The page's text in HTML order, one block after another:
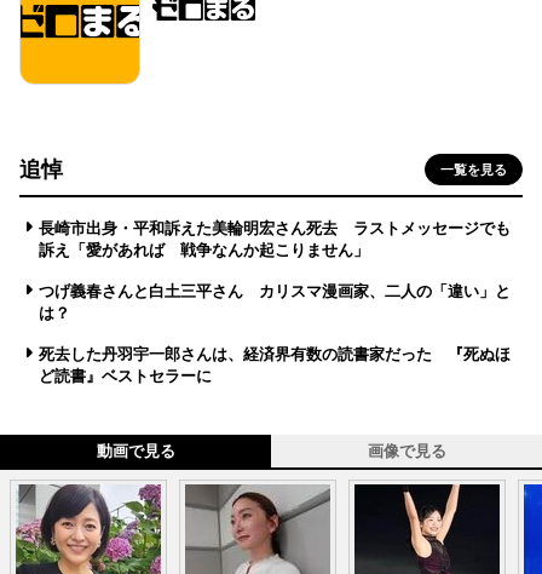
追悼 一覧を見る
長崎市出身・平和訴えた美輪明宏さん死去 ラストメッセージでも
訴え「愛があれば 戦争なんか起こりません」
つげ義春さんと白土三平さん カリスマ漫画家、二人の「違い」と
は？
死去した丹羽宇一郎さんは、経済界有数の読書家だった 『死ぬほ
ど読書』ベストセラーに
動画で見る 画像で見る